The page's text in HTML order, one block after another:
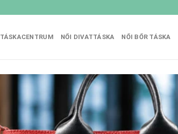
TÁSKACENTRUM NŐI DIVATTÁSKA NŐI BŐR TÁSKA